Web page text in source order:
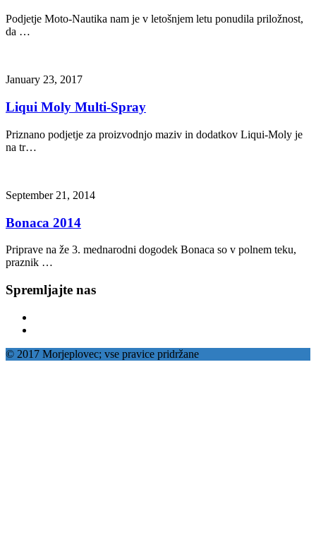
Podjetje Moto-Nautika nam je v letošnjem letu ponudila priložnost,
da …
January 23, 2017
Liqui Moly Multi-Spray
Priznano podjetje za proizvodnjo maziv in dodatkov Liqui-Moly je
na tr…
September 21, 2014
Bonaca 2014
Priprave na že 3. mednarodni dogodek Bonaca so v polnem teku,
praznik …
Spremljajte nas
© 2017 Morjeplovec; vse pravice pridržane